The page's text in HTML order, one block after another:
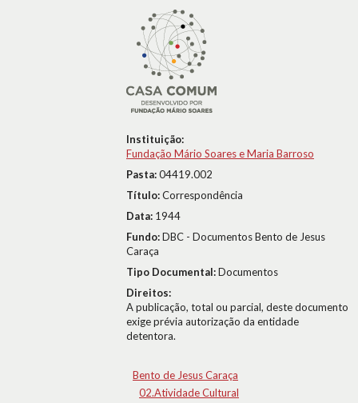
Instituição:
Fundação Mário Soares e Maria Barroso
Pasta:04419.002
Título:Correspondência
Data: 1944
Fundo:DBC - Documentos Bento de Jesus
Caraça
Tipo Documental:Documentos
Direitos:
A publicação, total ou parcial, deste documento
exige prévia autorização da entidade
detentora.
Bento de Jesus Caraça
02.Atividade Cultural